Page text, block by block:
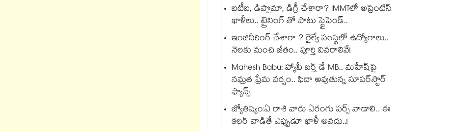
ఐటీఐ, డిప్లొమా, డిగ్రీ చేశారా? IMMTలో అప్రెంటిస్
ఖాళీలు.. ట్రైనింగ్ తో పాటు స్టైపెండ్..
ఇంజినీరింగ్ చేశారా ? రైల్వే సంస్థలో ఉద్యోగాలు..
నెలకు మంచి జీతం.. పూర్తి వివరాలివే!
Mahesh Babu: హ్యాపీ బర్త్ డే MB.. మహేష్‌పై
నమ్రత ప్రేమ వర్షం.. ఫిదా అవుతున్న సూపర్‌స్టార్
ఫ్యాన్స్
జ్యోతిష్యం:ఏ రాశి వారు ఏరంగు పర్స్ వాడాలి.. ఈ
కలర్ వాడితే ఎప్పుడూ ఖాళీ అవదు..!